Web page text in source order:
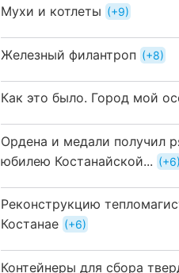
Мухи и котлеты +9
Железный филантроп +8
Как это было. Город мой
Ордена и медали получил
юбилею Костанайской...
+6
Реконструкцию
Костанае
+6
Контейнеры для сбора